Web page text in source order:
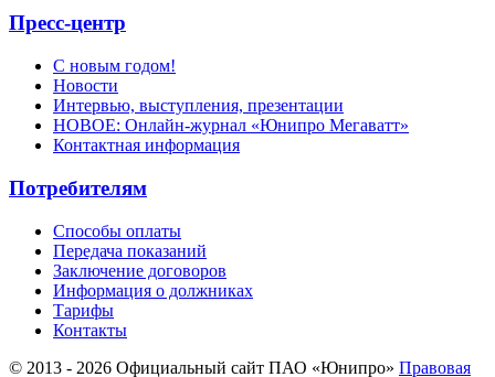
Пресс-центр
С новым годом!
Новости
Интервью, выступления, презентации
НОВОЕ: Онлайн-журнал «Юнипро Мегаватт»
Контактная информация
Потребителям
Способы оплаты
Передача показаний
Заключение договоров
Информация о должниках
Тарифы
Контакты
© 2013 - 2026 Официальный сайт ПАО «Юнипро» Правовая